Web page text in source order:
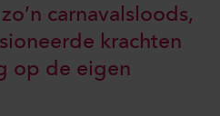
carnavalsloods,
krachten
op de eigen